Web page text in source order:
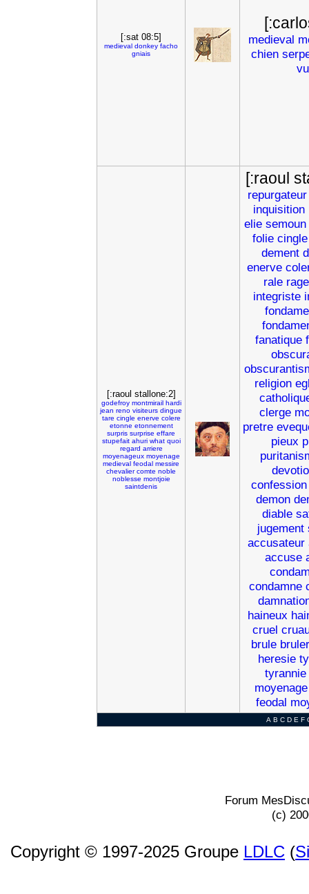
[:sat 08:5]
medieval donkey facho
gniais
medieval
chien
[:raoul stallone:2]
godefroy montmirail hardi
jean reno visiteurs dingue
tare cingle enerve colere
etonne etonnement
surpris surprise effare
stupefait ahuri what quoi
regard arriere
moyenageux moyenage
medieval feodal messire
chevalier comte noble
noblesse montjoie
saintdenis
[:raoul
repurgateur
inquisition
elie semoun
folie cingle
dement
enerve
rale rage
integriste
fanatique
religion
clerge
pretre
pieux
confession
demon
diable
jugement
accusateur
accuse
condamne
haineux
cruel
brule bruler
heresie
tyrannie
moyenage
feodal
A B C D E F
Forum
(c)
Copyright © 1997-2025 Groupe LDLC (